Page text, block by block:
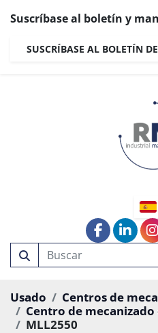
Suscríbase al boletín y
SUSCRÍBASE AL BOLETÍN
facebook
Usado
Centros de
Centro de
MLL2550